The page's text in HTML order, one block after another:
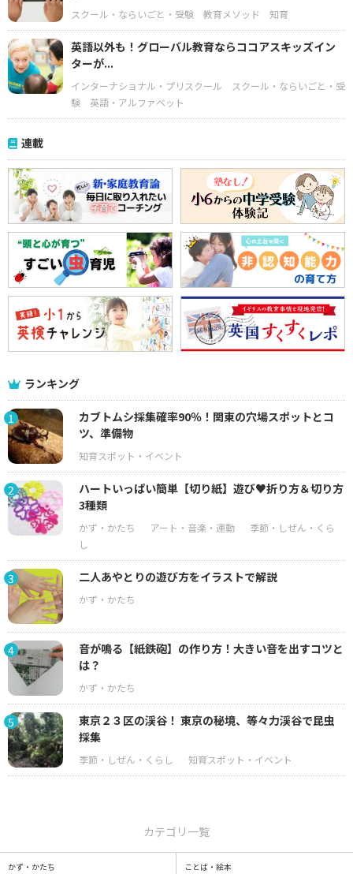
スクール・ならいごと・受験 教育メソッド 知育
英語以外も！グローバル教育ならココアスキッズイン
ターが...
インターナショナル・プリスクール
スクール・ならいごと・受
験
英語・アルファベット
連載
ランキング
1
カブトムシ採集確率90％！関東の穴場スポットとコ
ツ、準備物
2
ハートいっぱい簡単【切り紙】遊び♥折り方＆切り方
3種類
3 二人あやとりの遊び方をイラストで解説
4
音が鳴る【紙鉄砲】の作り方！大きい音を出すコツと
は？
5
東京２３区の渓谷！ 東京の秘境、等々力渓谷で昆虫
採集
カテゴリ一覧
かず・かたち ことば・絵本